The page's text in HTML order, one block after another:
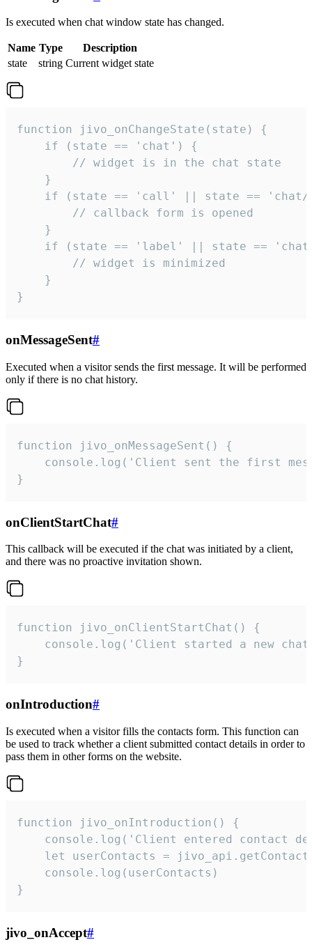
Is executed when chat window state has changed.
Name Type
Description
state
string Current widget state
function jivo_onChangeState(state) {
    if (state == 'chat') {
        // widget is in the chat state
    }
if (state == 'call' || state ==
        // callback form is opened
    }
if (state == 'label' || state ==
        // widget is minimized
    }
}
onMessageSent#
Executed when a visitor sends the first message. It will be performed
only if there is no chat history.
function jivo_onMessageSent() {
console.log('Client sent the first
}
onClientStartChat#
This callback will be executed if the chat was initiated by a client,
and there was no proactive invitation shown.
function jivo_onClientStartChat() {
console.log('Client started a new
}
onIntroduction#
Is executed when a visitor fills the contacts form. This function can
be used to track whether a client submitted contact details in order to
pass them in other forms on the website.
function jivo_onIntroduction() {
console.log('Client entered contact
let userContacts =
    console.log(userContacts)
}
jivo_onAccept#